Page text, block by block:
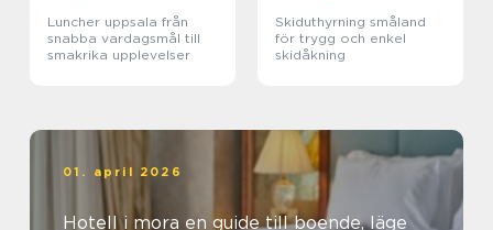
Luncher uppsala från
snabba vardagsmål till
smakrika upplevelser
Skiduthyrning småland
för trygg och enkel
skidåkning
01. april 2026
Hotell i mora en guide till boende, läge